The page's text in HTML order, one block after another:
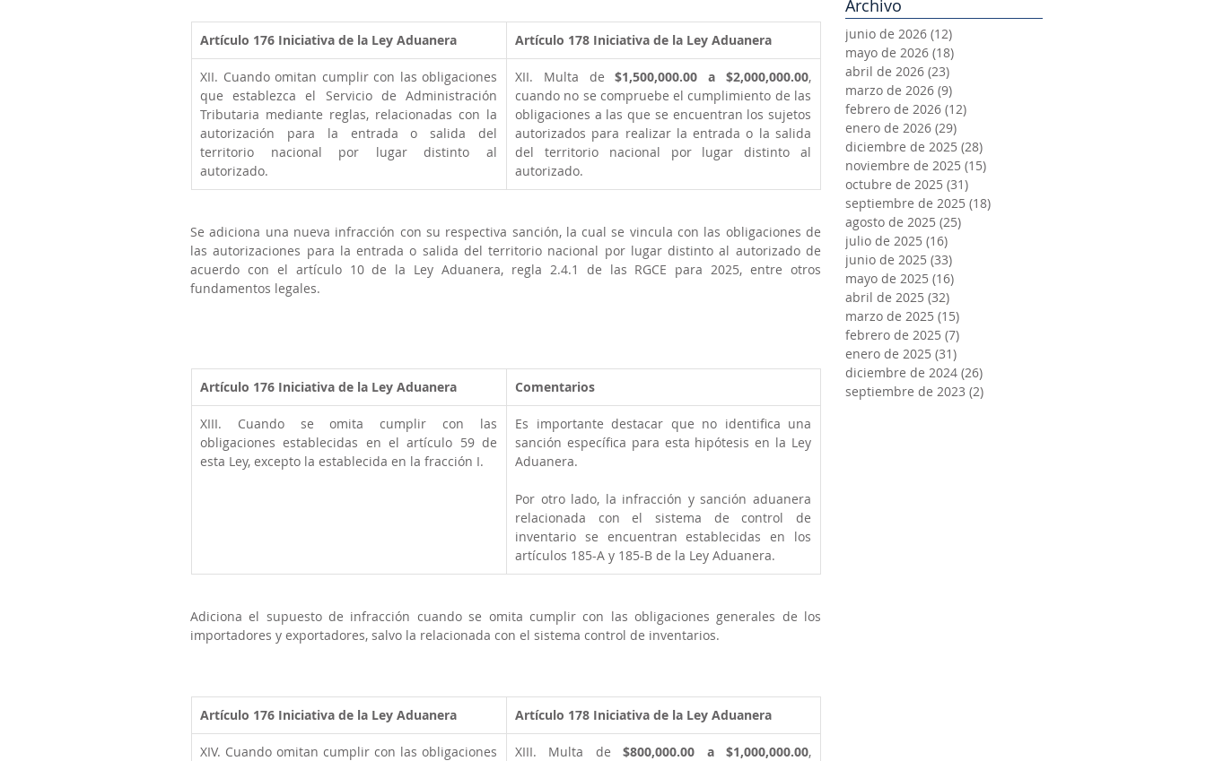
Artículo 176 Iniciativa de la Ley Aduanera Artículo 178 Iniciativa de la Ley Aduanera
XII. Cuando omitan cumplir con las obligaciones
que establezca el Servicio de Administración
Tributaria mediante reglas, relacionadas con la
autorización para la entrada o salida del
territorio nacional por lugar distinto al
autorizado.
XII. Multa de $1,500,000.00 a $2,000,000.00,
cuando no se compruebe el cumplimiento de las
obligaciones a las que se encuentran los sujetos
autorizados para realizar la entrada o la salida
del territorio nacional por lugar distinto al
autorizado.
Se adiciona una nueva infracción con su respectiva sanción, la cual se vincula con las obligaciones de
las autorizaciones para la entrada o salida del territorio nacional por lugar distinto al autorizado de
acuerdo con el artículo 10 de la Ley Aduanera, regla 2.4.1 de las RGCE para 2025, entre otros
fundamentos legales.
Artículo 176 Iniciativa de la Ley Aduanera Comentarios
XIII. Cuando se omita cumplir con las
obligaciones establecidas en el artículo 59 de
esta Ley, excepto la establecida en la fracción I.
Es importante destacar que no identifica una
sanción específica para esta hipótesis en la Ley
Aduanera.
Por otro lado, la infracción y sanción aduanera
relacionada con el sistema de control de
inventario se encuentran establecidas en los
artículos 185-A y 185-B de la Ley Aduanera.
Adiciona el supuesto de infracción cuando se omita cumplir con las obligaciones generales de los
importadores y exportadores, salvo la relacionada con el sistema control de inventarios.
Artículo 176 Iniciativa de la Ley Aduanera Artículo 178 Iniciativa de la Ley Aduanera
XIV. Cuando omitan cumplir con las obligaciones
XIII. Multa de $800,000.00 a $1,000,000.00,
Archivo
junio de 2026 (12)
mayo de 2026 (18)
abril de 2026 (23)
marzo de 2026 (9)
febrero de 2026 (12)
enero de 2026 (29)
diciembre de 2025 (28)
noviembre de 2025 (15)
octubre de 2025 (31)
septiembre de 2025 (18)
agosto de 2025 (25)
julio de 2025 (16)
junio de 2025 (33)
mayo de 2025 (16)
abril de 2025 (32)
marzo de 2025 (15)
febrero de 2025 (7)
enero de 2025 (31)
diciembre de 2024 (26)
septiembre de 2023 (2)